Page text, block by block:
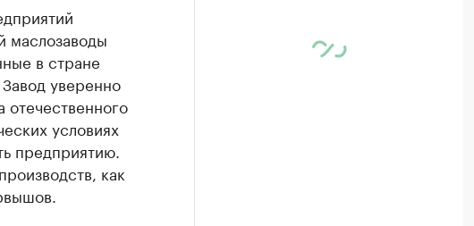
маслозаводы
в стране
уверенно
отечественного
условиях
предприятию.
как